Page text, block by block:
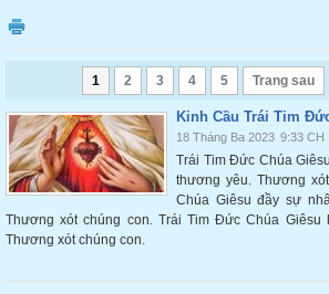
1 2 3 4 5 Trang sau
Kinh Cầu Trái Tim
18 Tháng Ba 2023 9:33 CH
Trái Tim Đức Chúa
thương yêu. Thương
Chúa Giêsu đầy sự
Thương xót chúng con. Trái Tim Đức Chúa
Thương xót chúng con.